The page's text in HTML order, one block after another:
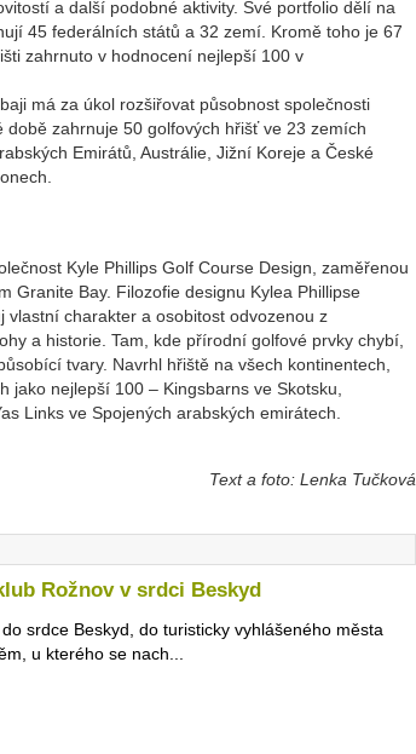
a další podobné aktivity. Své portfolio dělí na
45 federálních států a 32 zemí. Kromě toho je 67
zahrnuto v hodnocení nejlepší 100 v
má za úkol rozšiřovat působnost společnosti
zahrnuje 50 golfových hřišť ve 23 zemích
Emirátů, Austrálie, Jižní Koreje a České
Kyle Phillips Golf Course Design, zaměřenou
Granite Bay. Filozofie designu Kylea Phillipse
charakter a osobitost odvozenou z
a historie. Tam, kde přírodní golfové prvky chybí,
tvary. Navrhl hřiště na všech kontinentech,
nejlepší 100 – Kingsbarns ve Skotsku,
Links ve Spojených arabských emirátech.
Text a foto: Lenka Tučková
Rožnov v srdci Beskyd
srdce Beskyd, do turisticky vyhlášeného města
u kterého se nach...